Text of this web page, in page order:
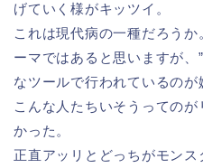
げていく様がキッツイ。
これは現代病の一種だろう
ーマではあると思いますが、
なツールで行われているのが
こんな人たちいそうっての
かった。
正直アッリとどっちがモンス